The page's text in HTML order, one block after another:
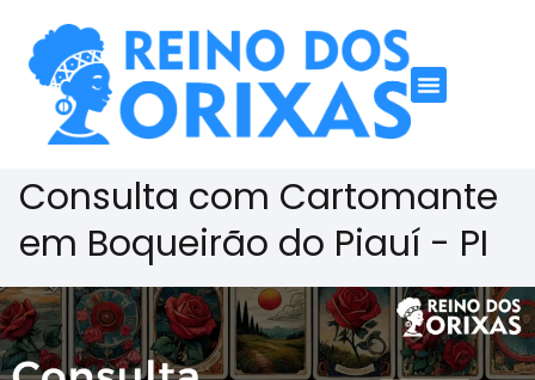
Consulta com Cartomante
em Boqueirão do Piauí - PI